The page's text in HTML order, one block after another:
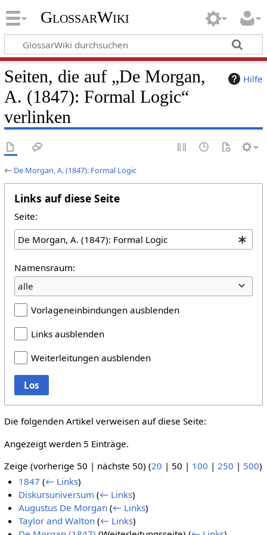
GlossarWiki
Hilfe
Seiten, die auf „De Morgan,
A. (1847): Formal Logic“
verlinken
← De Morgan, A. (1847): Formal Logic
Links auf diese Seite
Seite:
Namensraum:
alle
Vorlageneinbindungen ausblenden
Links ausblenden
Weiterleitungen ausblenden
Los
Die folgenden Artikel verweisen auf diese Seite:
Angezeigt werden 5 Einträge.
Zeige (vorherige 50 | nächste 50) (20 | 50 | 100 | 250 | 500)
1847 (← Links)
Diskursuniversum (← Links)
Augustus De Morgan (← Links)
Taylor and Walton (← Links)